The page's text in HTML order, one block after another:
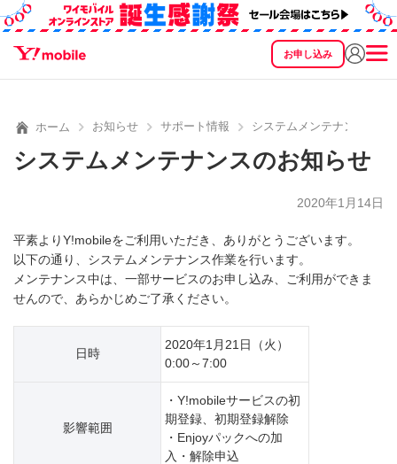
お申し込み
SEARCH
ホーム お知らせ サポート情報 システムメンテナンスのお
システムメンテナンスのお知らせ
2020年1月14日
平素よりY!mobileをご利用いただき、ありがとうございます。
以下の通り、システムメンテナンス作業を行います。
メンテナンス中は、一部サービスのお申し込み、ご利用ができま
せんので、あらかじめご了承ください。
日時
2020年1月21日（火）
0:00～7:00
影響範囲
・Y!mobileサービスの初
期登録、初期登録解除
・Enjoyパックへの加
入・解除申込